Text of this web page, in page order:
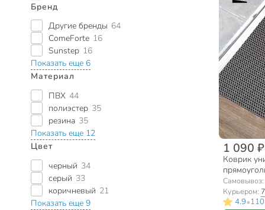
Бренд
Другие бренды 64
ComeForte 16
Sunstep 16
Показать еще 6
Материал
ПВХ 44
полиэстер 35
резина 35
Показать еще 12
Цвет
черный 34
серый 33
коричневый 21
Показать еще 9
1 090 ₽
Коврик
УК-12080
Самовывоз:
Курьером:
4.9•